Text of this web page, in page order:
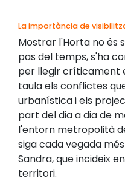
La importància de
Mostrar l'Horta no és
pas del temps, s'ha
per llegir críticament
taula els conflictes
urbanística i els
part del dia a dia de
l'entorn metropolità
siga cada vegada
Sandra, que incideix
territori.